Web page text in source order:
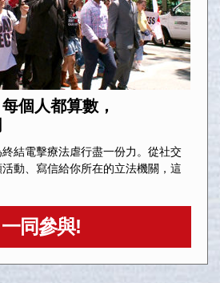
個人都算數，
結電擊療法虐行盡一份力。從社交
動、寫信給你所在的立法機關，這
一同參與!